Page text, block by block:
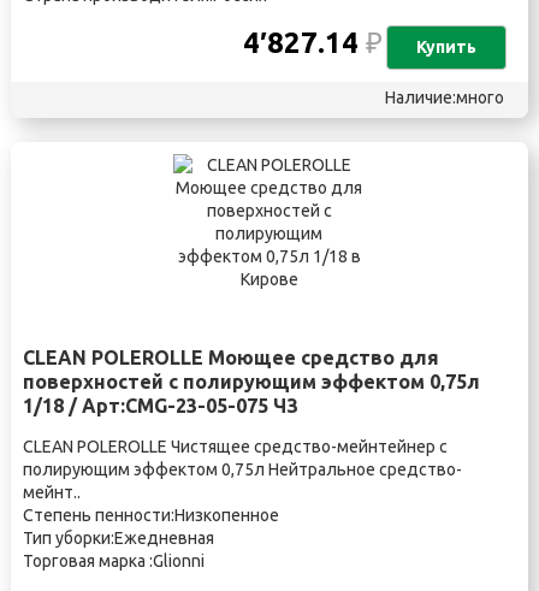
4′827.14₽ Купить
Наличие:много
CLEAN POLEROLLE Моющее средство для
поверхностей с полирующим эффектом 0,75л
1/18 / Арт:CMG-23-05-075 ЧЗ
CLEAN POLEROLLE Чистящее средство-мейнтейнер с
полирующим эффектом 0,75л Нейтральное средство-
мейнт..
Степень пенности:Низкопенное
Тип уборки:Ежедневная
Торговая марка :Glionni